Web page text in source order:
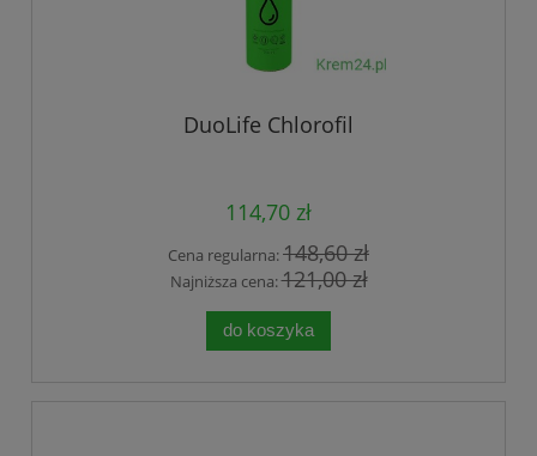
DuoLife Chlorofil
114,70 zł
Cena regularna:148,60 zł
Najniższa cena:121,00 zł
do koszyka